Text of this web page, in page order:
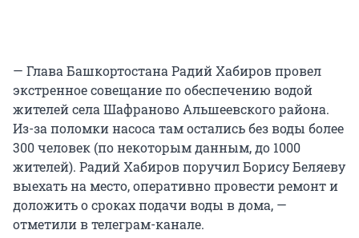
— Глава Башкортостана Радий Хабиров провел
экстренное совещание по обеспечению водой
жителей села Шафраново Альшеевского района.
Из-за поломки насоса там остались без воды более
300 человек (по некоторым данным, до 1000
жителей). Радий Хабиров поручил Борису Беляеву
выехать на место, оперативно провести ремонт и
доложить о сроках подачи воды в дома, —
отметили в телеграм-канале.